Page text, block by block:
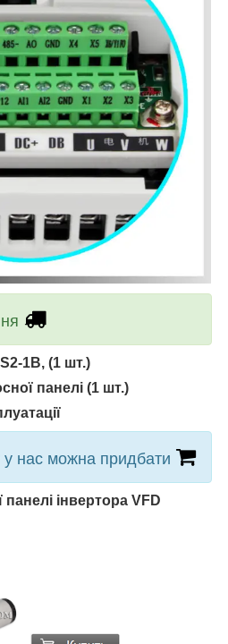
1B, (1 шт.)
панелі (1 шт.)
у нас можна придбати
інвертора VFD